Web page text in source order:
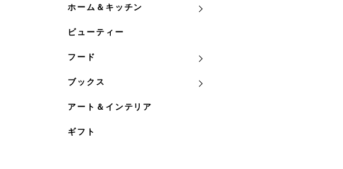
ホーム＆キッチン
ビューティー
フード
ブックス
アート＆インテリア
ギフト